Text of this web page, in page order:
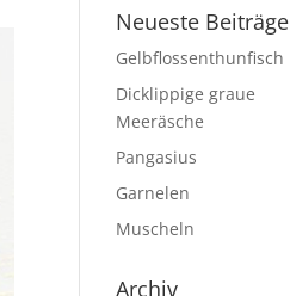
Neueste Beiträge
Gelbflossenthunfisch
Dicklippige graue
Meeräsche
Pangasius
Garnelen
Muscheln
Archiv